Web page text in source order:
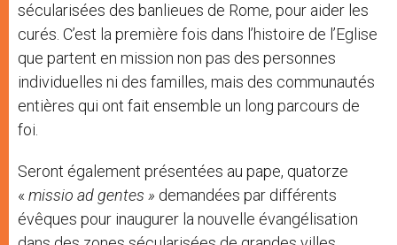
sécularisées des banlieues de Rome, pour aider les
curés. C’est la première fois dans l’histoire de l’Eglise
que partent en mission non pas des personnes
individuelles ni des familles, mais des communautés
entières qui ont fait ensemble un long parcours de
foi.
Seront également présentées au pape, quatorze
« missio ad gentes » demandées par différents
évêques pour inaugurer la nouvelle évangélisation